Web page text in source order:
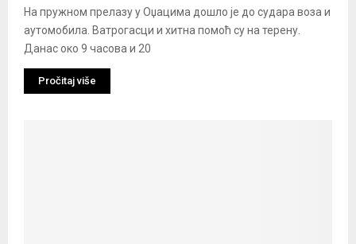
На пружном прелазу у Оџацима дошло је до судара воза и
аутомобила. Ватрогасци и хитна помоћ су на терену.
Данас око 9 часова и 20
Pročitaj više